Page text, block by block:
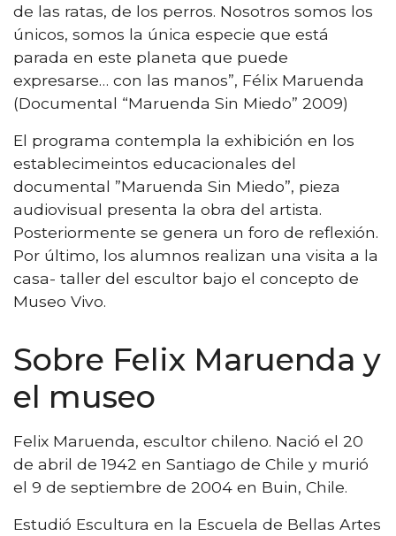
de las ratas, de los perros. Nosotros somos los
únicos, somos la única especie que está
parada en este planeta que puede
expresarse… con las manos”, Félix Maruenda
(Documental “Maruenda Sin Miedo” 2009)
El programa contempla la exhibición en los
establecimeintos educacionales del
documental ”Maruenda Sin Miedo”, pieza
audiovisual presenta la obra del artista.
Posteriormente se genera un foro de reflexión.
Por último, los alumnos realizan una visita a la
casa- taller del escultor bajo el concepto de
Museo Vivo.
Sobre Felix Maruenda y
el museo
Felix Maruenda, escultor chileno. Nació el 20
de abril de 1942 en Santiago de Chile y murió
el 9 de septiembre de 2004 en Buin, Chile.
Estudió Escultura en la Escuela de Bellas Artes